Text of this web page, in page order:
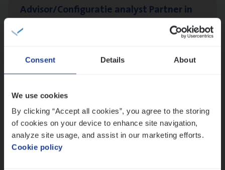
Consent Details About
We use cookies
By clicking “Accept all cookies”, you agree to the storing
of cookies on your device to enhance site navigation,
analyze site usage, and assist in our marketing efforts.
Cookie policy
Advisor/​Configuratie ana­lyst Part­ner in
Benefits
Insurance Operations
Beveren
Dos­sier­be­heer­der ver­ze­ke­rin­gen — Soci­al
Pro­fit en Public
Insurance Operations
Antwerpen